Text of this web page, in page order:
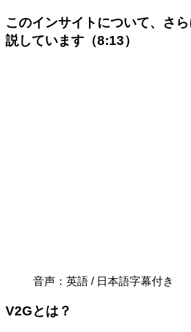
このインサイトについて、さ
説しています（8:13）
音声：英語 / 日本語字幕付き
V2Gとは？